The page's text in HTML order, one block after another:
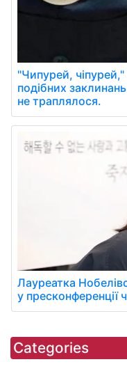
"Чипурей, чіпурей,"
подібних
не траплялося.
Лауреатка
у пресконференції
Categories